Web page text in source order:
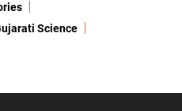
Science